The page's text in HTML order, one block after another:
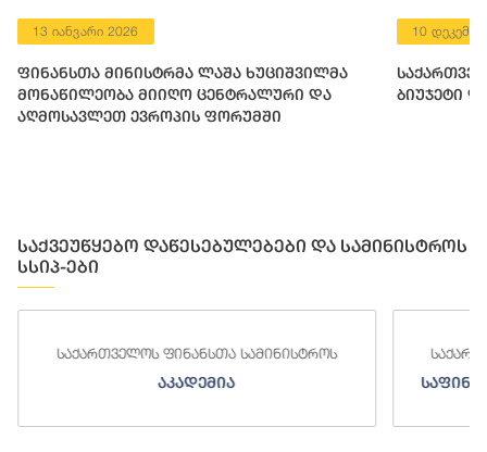
13 იანვარი 2026
ფინანსთა მინისტრმა ლაშა ხუციშვილმა
მონაწილეობა მიიღო ცენტრალური და
აღმოსავლეთ ევროპის ფორუმში
10
ბიუჯეტი
საქვეუწყებო დაწესებულებები და სამინისტროს
სსიპ-ები
ფინანსთა სამინისტროს
საქართველოს ფინანსთა
საფინანსო-ანალიტიკური